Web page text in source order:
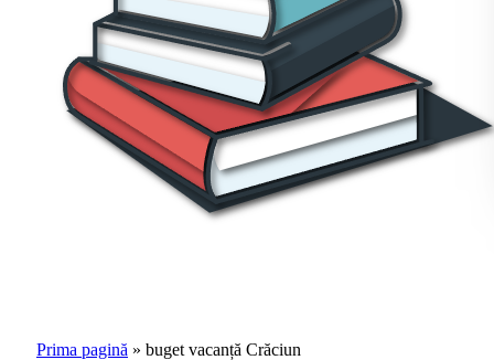
Prima pagină » buget vacanță Crăciun